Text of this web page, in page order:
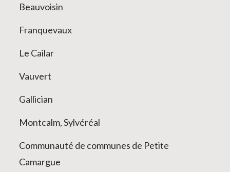
Beauvoisin
Franquevaux
Le Cailar
Vauvert
Gallician
Montcalm, Sylvéréal
Communauté de communes de Petite
Camargue